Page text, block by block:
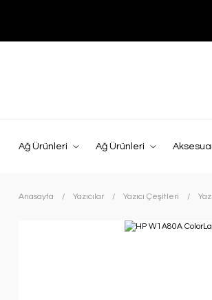
Ağ Ürünleri Ağ Ürünleri
Anasayfa Yazıcılar Yazıcı Çeşitleri